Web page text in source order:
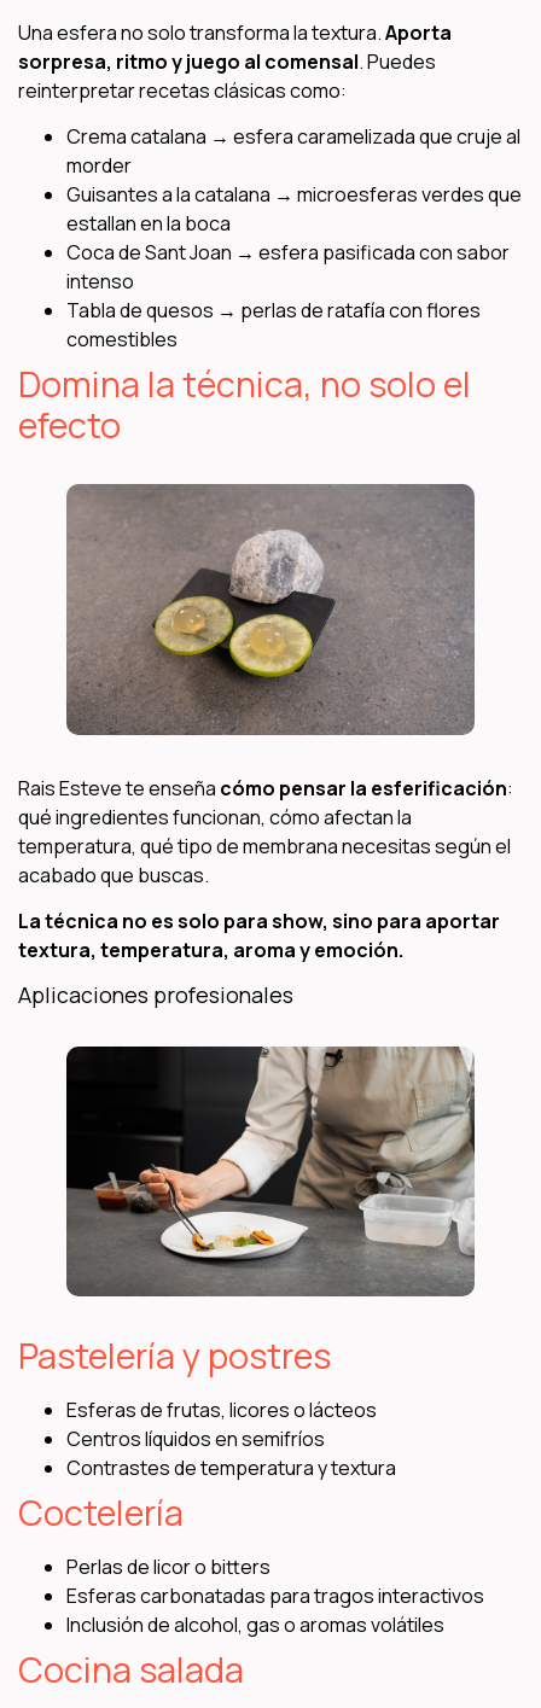
Una esfera no solo transforma la textura.Aporta
sorpresa, ritmo y juego al comensal. Puedes
reinterpretar recetas clásicas como:
Crema catalana → esfera caramelizada que cruje al
morder
Guisantes a la catalana → microesferas verdes que
estallan en la boca
Coca de Sant Joan → esfera pasificada con sabor
intenso
Tabla de quesos → perlas de ratafía con flores
comestibles
Domina la técnica, no solo el
efecto
Rais Esteve te enseña cómo pensar la esferificación:
qué ingredientes funcionan, cómo afectan la
temperatura, qué tipo de membrana necesitas según el
acabado que buscas.
La técnica no es solo para show, sino para aportar
textura, temperatura, aroma y emoción.
Aplicaciones profesionales
Pastelería y postres
Esferas de frutas, licores o lácteos
Centros líquidos en semifríos
Contrastes de temperatura y textura
Coctelería
Perlas de licor o bitters
Esferas carbonatadas para tragos interactivos
Inclusión de alcohol, gas o aromas volátiles
Cocina salada